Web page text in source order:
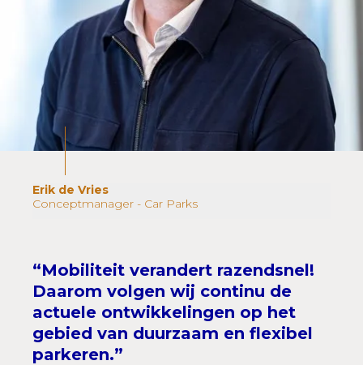
“Mobiliteit verandert razendsnel!
Daarom volgen wij continu de
actuele ontwikkelingen op het
gebied van duurzaam en flexibel
parkeren.”
Erik de Vries
Conceptmanager - Car Parks